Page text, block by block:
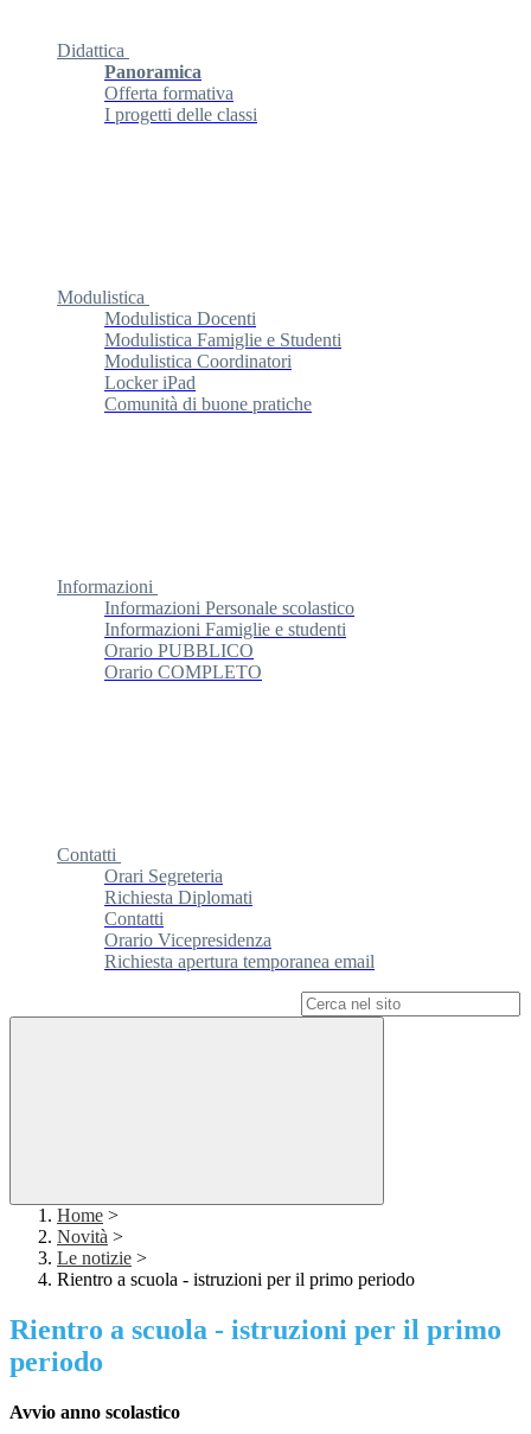
Didattica
Panoramica
Offerta formativa
I progetti delle classi
Modulistica
Modulistica Docenti
Modulistica Famiglie e Studenti
Modulistica Coordinatori
Locker iPad
Comunità di buone pratiche
Informazioni
Informazioni Personale scolastico
Informazioni Famiglie e studenti
Orario PUBBLICO
Orario COMPLETO
Contatti
Orari Segreteria
Richiesta Diplomati
Contatti
Orario Vicepresidenza
Richiesta apertura temporanea email
Home >
Novità >
Le notizie >
Rientro a scuola - istruzioni per il primo periodo
Rientro a scuola - istruzioni per il primo
periodo
Avvio anno scolastico